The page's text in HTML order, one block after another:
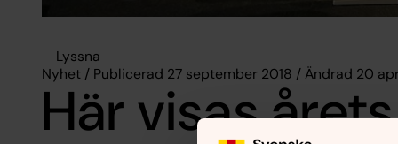
Lyssna
Nyhet / Publicerad 27 september 2018 / Ändrad 20
Här visas årets